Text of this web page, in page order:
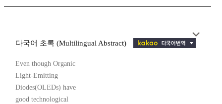
다국어 초록 (Multilingual Abstract)
Even though Organic
Light-Emitting
Diodes(OLEDs) have
good technological